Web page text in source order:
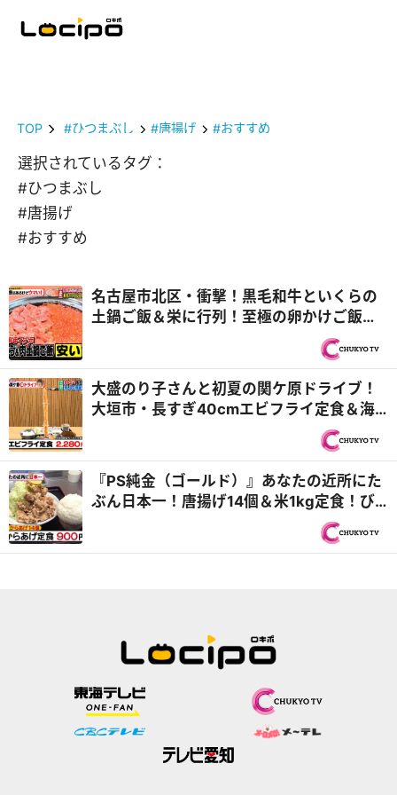
TOP #ひつまぶし #唐揚げ #おすすめ
選択されているタグ：
#ひつまぶし
#唐揚げ
#おすすめ
名古屋市北区・衝撃！黒毛和牛といくらの
土鍋ご飯＆栄に行列！至極の卵かけご飯
やめたいのにやめられない罪悪めし！『PS
大盛のり子さんと初夏の関ケ原ドライブ！
大垣市・長すぎ40cmエビフライ定食＆海
津市・飛騨牛中華食べ放題！？『PS純金
『PS純金（ゴールド）』あなたの近所にた
ぶん日本一！唐揚げ14個＆米1kg定食！び